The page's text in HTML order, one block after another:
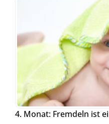
4. Monat: Fremdeln ist